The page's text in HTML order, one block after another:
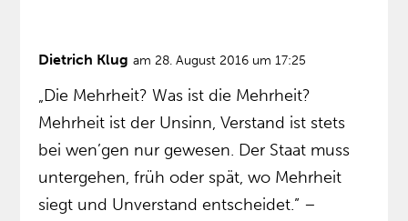
Dietrich Klug am 28. August 2016 um 17:25
„Die Mehrheit? Was ist die Mehrheit?
Mehrheit ist der Unsinn, Verstand ist stets
bei wen’gen nur gewesen. Der Staat muss
untergehen, früh oder spät, wo Mehrheit
siegt und Unverstand entscheidet.” –